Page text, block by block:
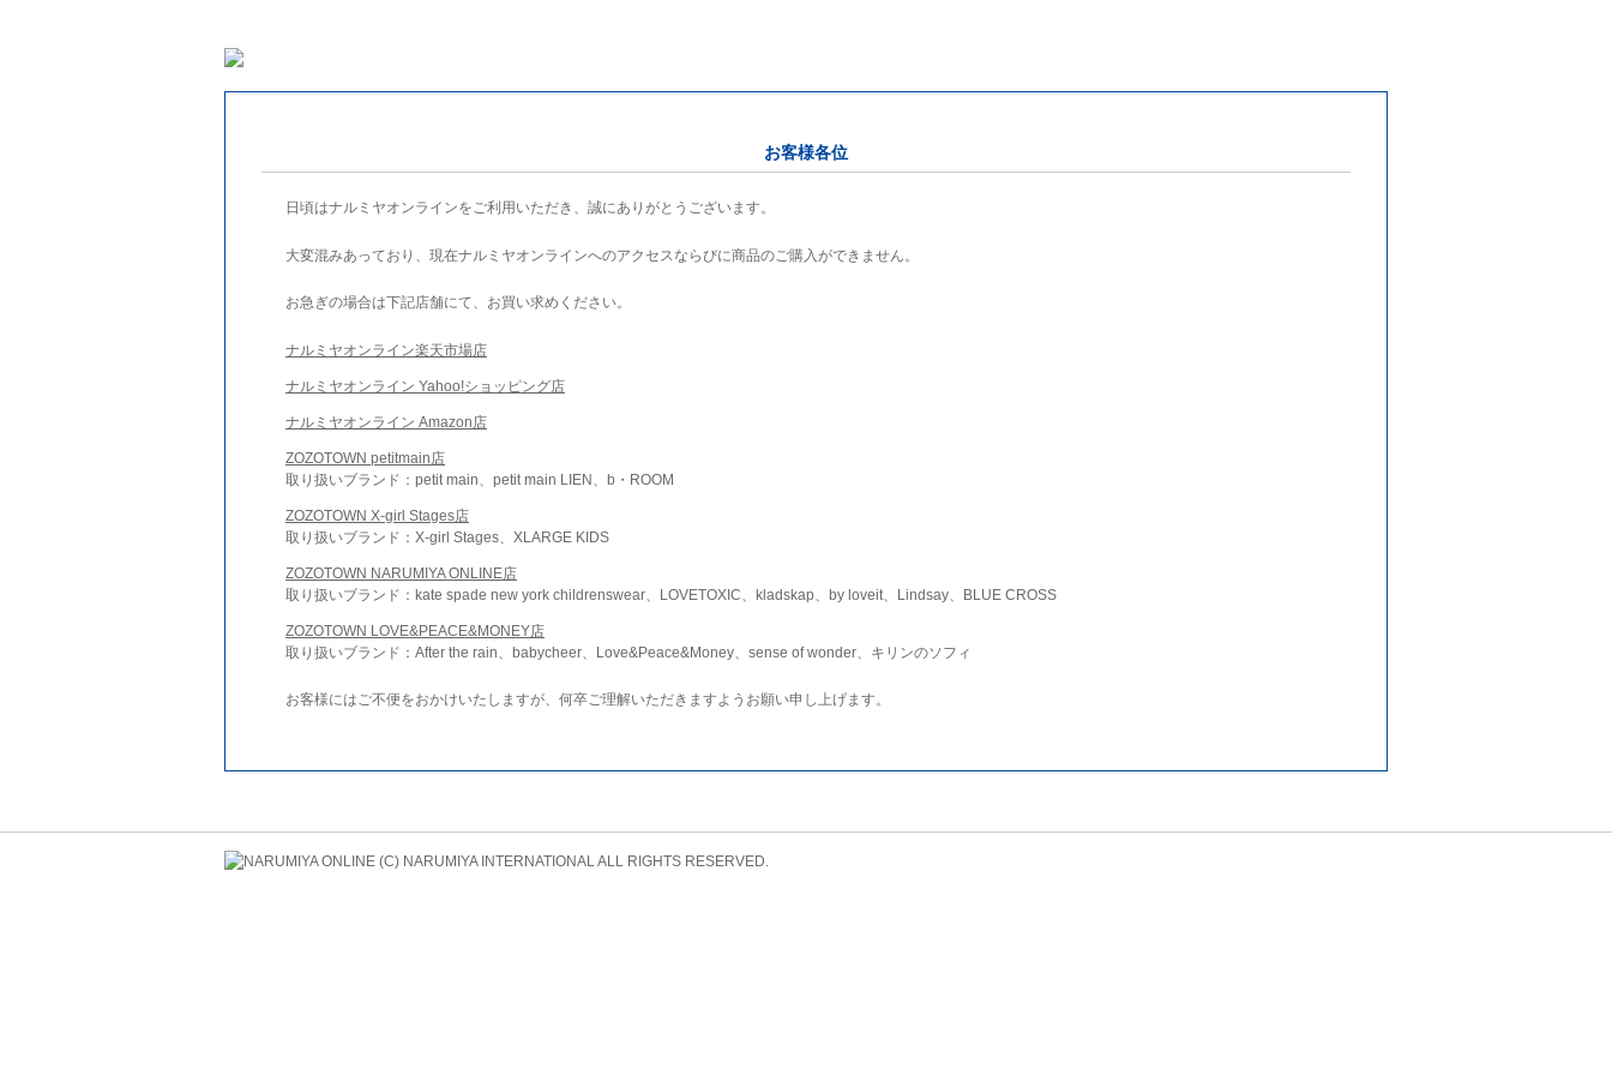
お客様各位
日頃はナルミヤオンラインをご利用いただき、誠にありがとうございます。
大変混みあっており、現在ナルミヤオンラインへのアクセスならびに商品のご購入ができません。
お急ぎの場合は下記店舗にて、お買い求めください。
ナルミヤオンライン楽天市場店
ナルミヤオンライン Yahoo!ショッピング店
ナルミヤオンライン Amazon店
ZOZOTOWN petitmain店
取り扱いブランド：petit main、petit main LIEN、b・ROOM
ZOZOTOWN X-girl Stages店
取り扱いブランド：X-girl Stages、XLARGE KIDS
ZOZOTOWN NARUMIYA ONLINE店
取り扱いブランド：kate spade new york childrenswear、LOVETOXIC、kladskap、by loveit、Lindsay、BLUE CROSS
ZOZOTOWN LOVE&PEACE&MONEY店
取り扱いブランド：After the rain、babycheer、Love&Peace&Money、sense of wonder、キリンのソフィ
お客様にはご不便をおかけいたしますが、何卒ご理解いただきますようお願い申し上げます。